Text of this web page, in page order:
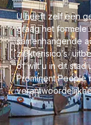
U heeft zelf een
graag het
samenhangende
ziekterisico’s
of wilt u in dit
Prominent People